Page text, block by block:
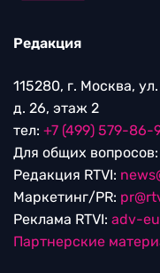
Редакция
115280, г. Москва,
д. 26, этаж 2
тел: +7 (499) 579-86-
Для общих вопросов:
Редакция RTVI:
Маркетинг/PR:
Реклама RTVI: adv-
Партнерские